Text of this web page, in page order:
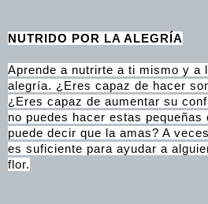
NUTRIDO POR LA ALEGRÍA
Aprende a nutrirte a ti mismo y a
alegría. ¿Eres capaz de hacer
¿Eres capaz de aumentar su
no puedes hacer estas
puede decir que la amas? A
es suficiente para ayudar a
flor.